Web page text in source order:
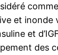
et inonde
et
des